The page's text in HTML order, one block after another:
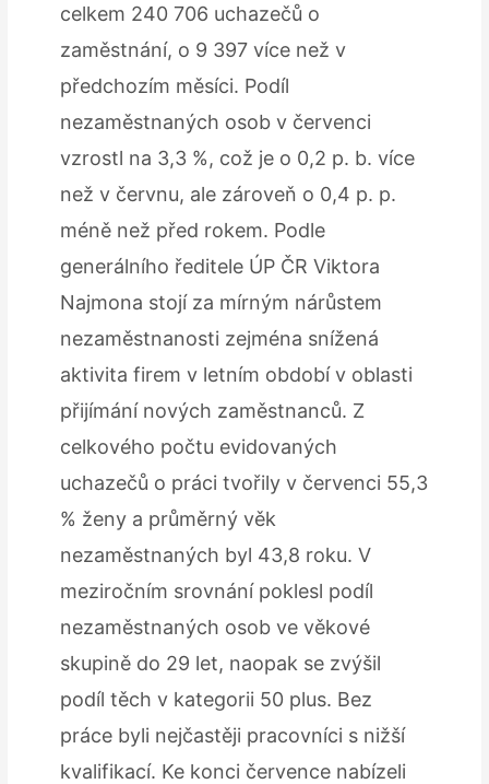
celkem 240 706 uchazečů o
zaměstnání, o 9 397 více než v
předchozím měsíci. Podíl
nezaměstnaných osob v červenci
vzrostl na 3,3 %, což je o 0,2 p. b. více
než v červnu, ale zároveň o 0,4 p. p.
méně než před rokem. Podle
generálního ředitele ÚP ČR Viktora
Najmona stojí za mírným nárůstem
nezaměstnanosti zejména snížená
aktivita firem v letním období v oblasti
přijímání nových zaměstnanců. Z
celkového počtu evidovaných
uchazečů o práci tvořily v červenci 55,3
% ženy a průměrný věk
nezaměstnaných byl 43,8 roku. V
meziročním srovnání poklesl podíl
nezaměstnaných osob ve věkové
skupině do 29 let, naopak se zvýšil
podíl těch v kategorii 50 plus. Bez
práce byli nejčastěji pracovníci s nižší
kvalifikací. Ke konci července nabízeli